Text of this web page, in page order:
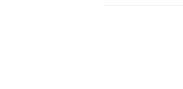
Земельные участки